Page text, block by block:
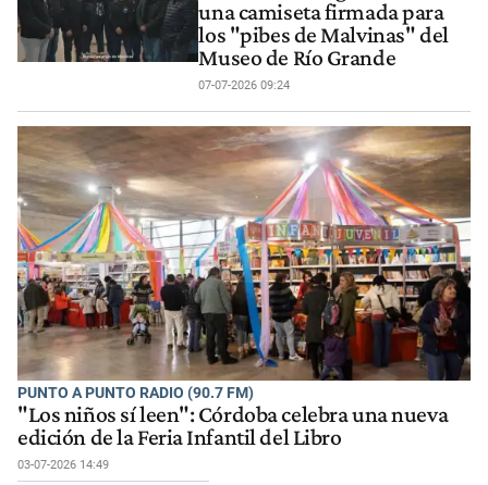
una camiseta firmada para
los "pibes de Malvinas" del
Museo de Río Grande
07-07-2026 09:24
PUNTO A PUNTO RADIO (90.7 FM)
"Los niños sí leen": Córdoba celebra una nueva
edición de la Feria Infantil del Libro
03-07-2026 14:49